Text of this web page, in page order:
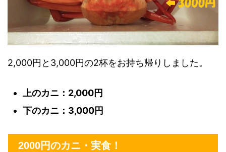
2,000円と3,000円の2杯をお持ち帰りしました。
上のカニ：2,000円
下のカニ：3,000円
2000円のカニ・実食！